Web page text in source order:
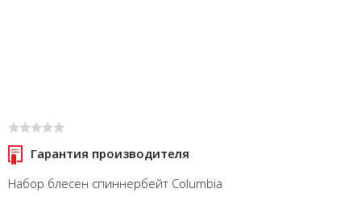
Гарантия производителя
Набор блесен спиннербейт Columbia